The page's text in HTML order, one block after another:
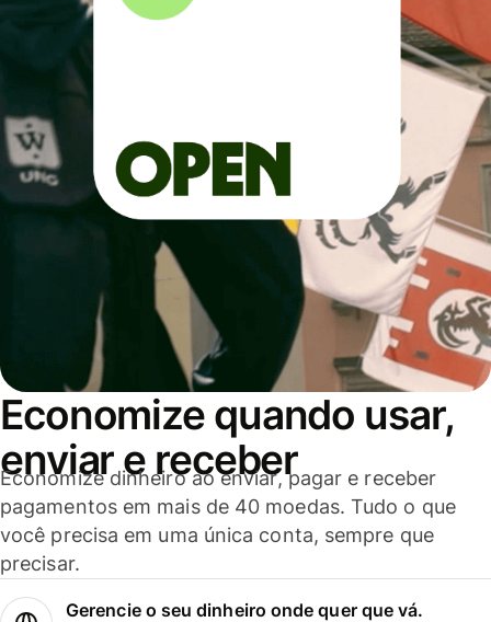
Economize quando usar,
enviar e receber
Economize dinheiro ao enviar, pagar e receber
pagamentos em mais de 40 moedas. Tudo o que
você precisa em uma única conta, sempre que
precisar.
Gerencie o seu dinheiro onde quer que vá.